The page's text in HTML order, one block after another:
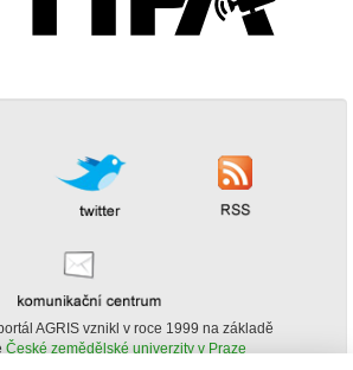
AGRIS vznikl v roce 1999 na základě
České zemědělské univerzity v Praze